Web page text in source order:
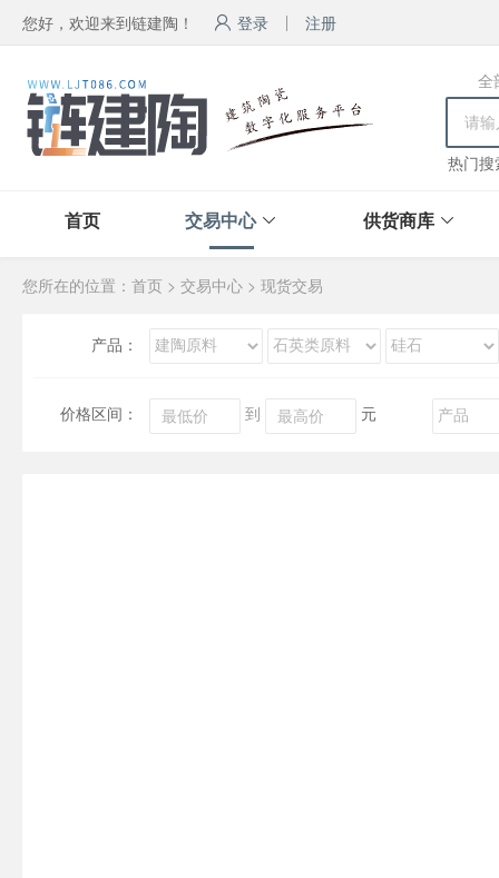
您好，欢迎来到链建陶！ 登录 注册
全
热门搜
首页 交易中心 供货商库
您所在的位置： 首页 > 交易中心 > 现货交易
产品：
价格区间： 到 元